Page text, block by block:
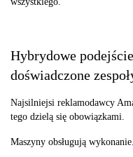
Hybrydowe
doświadczone
Najsilniejsi reklamodawcy
tego dzielą się obowiązkami.
Maszyny obsługują